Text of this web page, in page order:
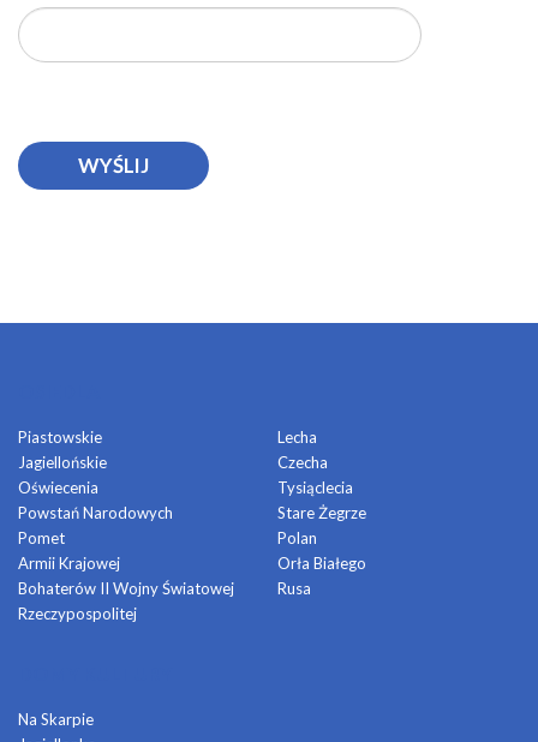
Piastowskie
Jagiellońskie
Oświecenia
Powstań Narodowych
Pomet
Armii Krajowej
Bohaterów II Wojny Światowej
Rzeczypospolitej
Lecha
Czecha
Tysiąclecia
Stare Żegrze
Polan
Orła Białego
Rusa
Na Skarpie